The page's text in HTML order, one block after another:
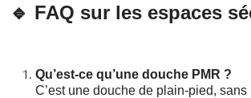
🔹 FAQ sur les espaces
Qu’est-ce qu’une douche PMR ?
C’est une douche de plain-pied,